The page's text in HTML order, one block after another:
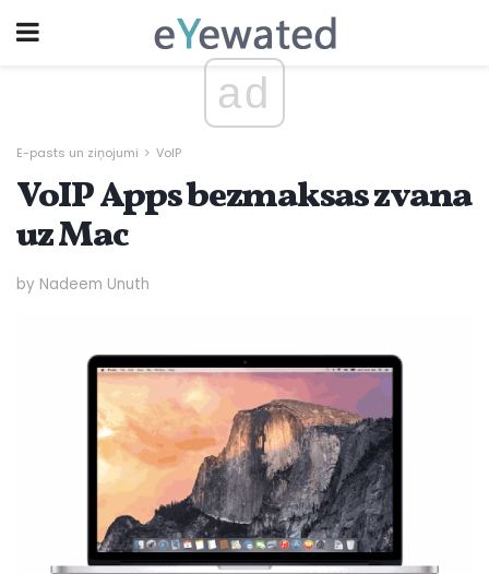
ad
E-pasts un ziņojumi VoIP
VoIP Apps bezmaksas zvana
uz Mac
by Nadeem Unuth